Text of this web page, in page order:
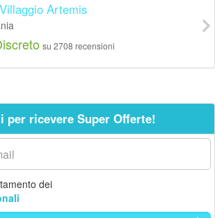
Artemis
su 2708 recensioni
per ricevere Super Offerte!
dei